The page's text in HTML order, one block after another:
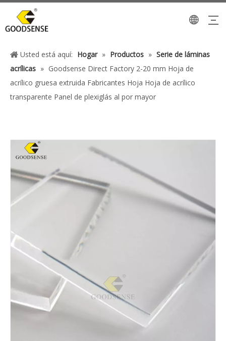
Usted está aquí: Hogar » Productos » Serie de láminas
acrílicas » Goodsense Direct Factory 2-20 mm Hoja de
acrílico gruesa extruida Fabricantes Hoja Hoja de acrílico
transparente Panel de plexiglás al por mayor